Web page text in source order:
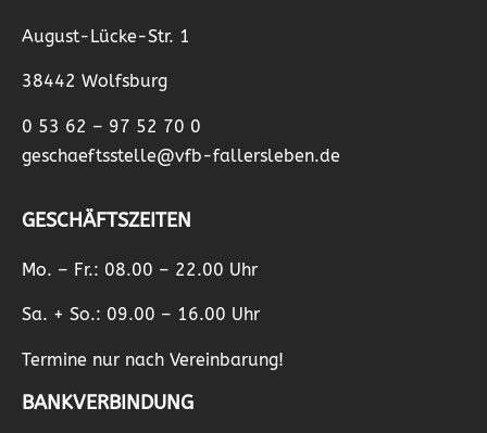
August-Lücke-Str. 1
38442 Wolfsburg
0 53 62 – 97 52 70 0
geschaeftsstelle@vfb-fallersleben.de
GESCHÄFTSZEITEN
Mo. – Fr.: 08.00 – 22.00 Uhr
Sa. + So.: 09.00 – 16.00 Uhr
Termine nur nach Vereinbarung!
BANKVERBINDUNG